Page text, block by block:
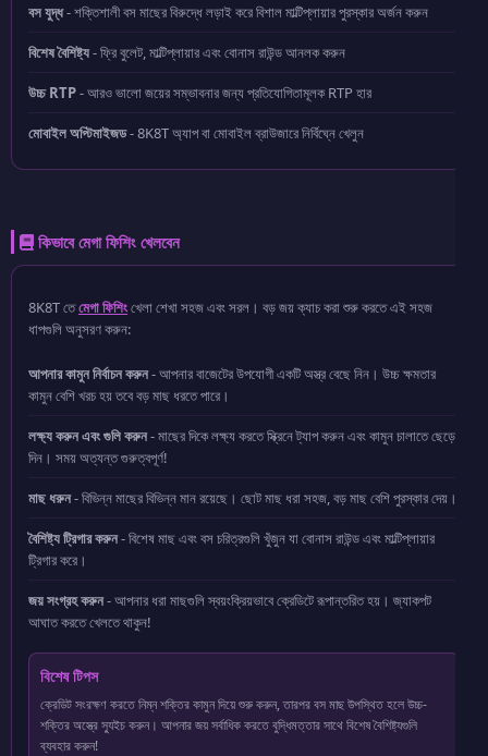
বস যুদ্ধ- শক্তিশালী বস মাছের বিরুদ্ধে লড়াই করে বিশাল মাল্টিপ্লায়ার পুরস্কার অর্জন করুন
বিশেষ বৈশিষ্ট্য- ফ্রি বুলেট, মাল্টিপ্লায়ার এবং বোনাস রাউন্ড আনলক করুন
উচ্চ RTP- আরও ভালো জয়ের সম্ভাবনার জন্য প্রতিযোগিতামূলক RTP হার
মোবাইল অপ্টিমাইজড- 8K8T অ্যাপ বা মোবাইল ব্রাউজারে নির্বিঘ্নে খেলুন
কিভাবে মেগা ফিশিং খেলবেন
8K8T তেমেগা ফিশিংখেলা শেখা সহজ এবং সরল। বড় জয় ক্যাচ করা শুরু করতে এই সহজ
ধাপগুলি অনুসরণ করুন:
আপনার কামুন নির্বাচন করুন- আপনার বাজেটের উপযোগী একটি অস্ত্র বেছে নিন। উচ্চ ক্ষমতার
কামুন বেশি খরচ হয় তবে বড় মাছ ধরতে পারে।
লক্ষ্য করুন এবং গুলি করুন- মাছের দিকে লক্ষ্য করতে স্ক্রিনে ট্যাপ করুন এবং কামুন চালাতে ছেড়ে
দিন। সময় অত্যন্ত গুরুত্বপূর্ণ!
মাছ ধরুন- বিভিন্ন মাছের বিভিন্ন মান রয়েছে। ছোট মাছ ধরা সহজ, বড় মাছ বেশি পুরস্কার দেয়।
বৈশিষ্ট্য ট্রিগার করুন- বিশেষ মাছ এবং বস চরিত্রগুলি খুঁজুন যা বোনাস রাউন্ড এবং মাল্টিপ্লায়ার
ট্রিগার করে।
জয় সংগ্রহ করুন- আপনার ধরা মাছগুলি স্বয়ংক্রিয়ভাবে ক্রেডিটে রূপান্তরিত হয়। জ্যাকপট
আঘাত করতে খেলতে থাকুন!
বিশেষ টিপস
ক্রেডিট সংরক্ষণ করতে নিম্ন শক্তির কামুন দিয়ে শুরু করুন, তারপর বস মাছ উপস্থিত হলে উচ্চ-
শক্তির অস্ত্রে স্যুইচ করুন। আপনার জয় সর্বাধিক করতে বুদ্ধিমত্তার সাথে বিশেষ বৈশিষ্ট্যগুলি
ব্যবহার করুন!